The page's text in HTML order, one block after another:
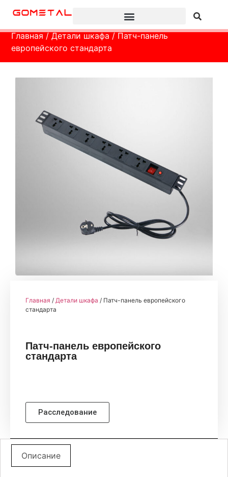
Главная/Детали шкафа/ Патч-панель
европейского стандарта
Главная / Детали шкафа / Патч-панель европейского
стандарта
Патч-панель европейского
стандарта
Расследование
Описание